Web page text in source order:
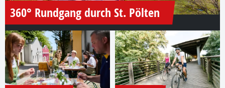
360° Rundgang durch St. Pölten